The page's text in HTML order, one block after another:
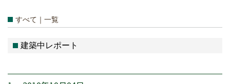
すべて｜一覧
建築中レポート